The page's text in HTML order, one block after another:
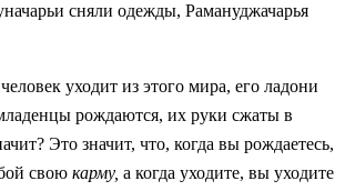
сняли одежды, Рамануджачарья
уходит из этого мира, его ладони
рождаются, их руки сжаты в
Это значит, что, когда вы рождаетесь,
свою карму, а когда уходите, вы уходите